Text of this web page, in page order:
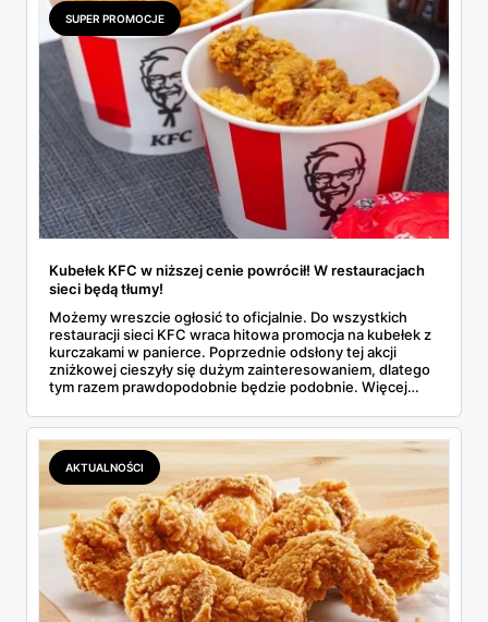
SUPER PROMOCJE
Kubełek KFC w niższej cenie powrócił! W restauracjach
sieci będą tłumy!
Możemy wreszcie ogłosić to oficjalnie. Do wszystkich
restauracji sieci KFC wraca hitowa promocja na kubełek z
kurczakami w panierce. Poprzednie odsłony tej akcji
zniżkowej cieszyły się dużym zainteresowaniem, dlatego
tym razem prawdopodobnie będzie podobnie. Więcej
naszym artykule.
AKTUALNOŚCI